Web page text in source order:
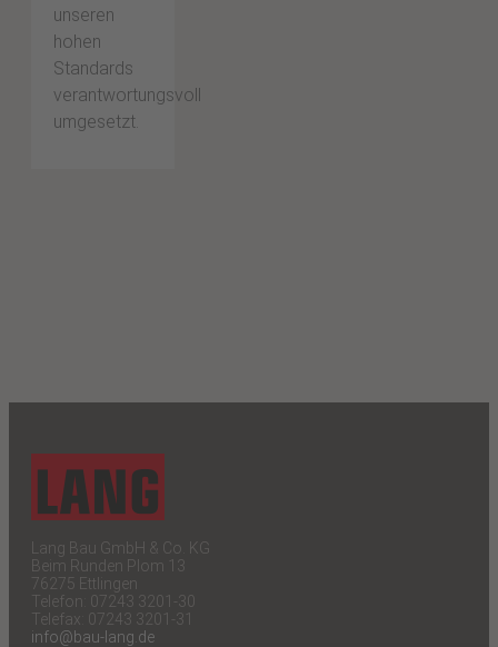
unseren
hohen
Standards
verantwortungsvoll
umgesetzt.
Lang Bau GmbH & Co. KG
Beim Runden Plom 13
76275 Ettlingen
Telefon: 07243 3201-30
Telefax: 07243 3201-31
info@bau-lang.de